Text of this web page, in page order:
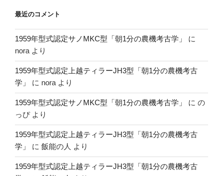
最近のコメント
1959年型式認定サノMKC型「朝1分の農機考古学」
に
nora より
1959年型式認定上越ティラーJH3型「朝1分の農機考古
学」
に nora より
1959年型式認定サノMKC型「朝1分の農機考古学」 に の
っぴより
1959年型式認定上越ティラーJH3型「朝1分の農機考古
学」
に 飯能の人 より
1959年型式認定上越ティラーJH3型「朝1分の農機考古